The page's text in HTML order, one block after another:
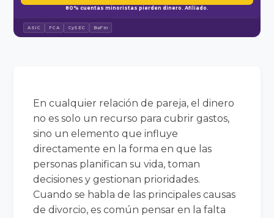
80% cuentas minoristas pierden dinero. Afiliado.
ASIC FCA CySEC BaFin
En cualquier relación de pareja, el dinero
no es solo un recurso para cubrir gastos,
sino un elemento que influye
directamente en la forma en que las
personas planifican su vida, toman
decisiones y gestionan prioridades.
Cuando se habla de las principales causas
de divorcio, es común pensar en la falta